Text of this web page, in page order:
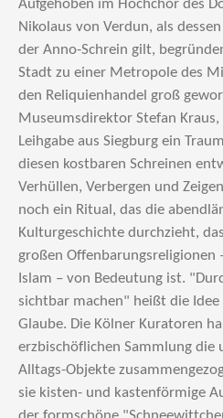
Aufgehoben im Hochchor des
Nikolaus von Verdun, als
der Anno-Schrein gilt,
Stadt zu einer Metropole des
den Reliquienhandel groß
Museumsdirektor Stefan
Leihgabe aus Siegburg ein
diesen kostbaren Schreinen
Verhüllen, Verbergen und
noch ein Ritual, das die
Kulturgeschichte durchzieht,
großen Offenbarungsreligionen
Islam – von Bedeutung ist.
sichtbar machen" heißt die
Glaube. Die Kölner Kuratoren
erzbischöflichen Sammlung die
Alltags-Objekte
sie kisten- und kastenförmige